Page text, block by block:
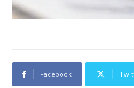
Facebook